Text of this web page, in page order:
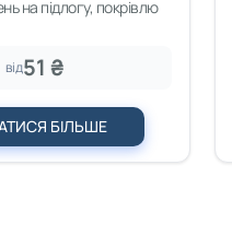
на підлогу, покрівлю
від51 ₴
БІЛЬШЕ